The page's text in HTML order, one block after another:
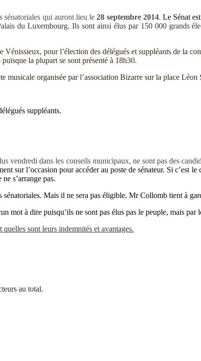
sénatoriales qui auront lieu le28 septembre 2014.Le Sénat
du Luxembourg. Ils sont ainsi élus par 150 000 grands
pour l’élection des délégués et suppléants de la
la plupart se sont présenté à 18h30.
musicale organisée par l’association Bizarre sur la place Léon
suppléants.
vendredi dans les conseils municipaux, ne sont pas des
sur l’occasion pour accéder au poste de sénateur. Si c’est
s’arrange pas.
Mais il ne sera pas éligible. Mr Collomb tient à
mot à dire puisqu’ils ne sont pas élus pas le peuple, mais par
sont leurs indemnités et avantages.
au total.